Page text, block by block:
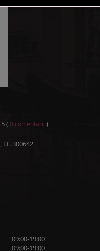
5( 0 comentarii )
, Et. 300642
09:00-19:00
09:00-19:00